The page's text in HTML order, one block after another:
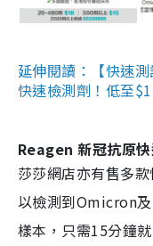
延伸閱讀：【快速
快速檢測劑！低至
Reagen 新冠抗原
莎莎網店亦有售多
以檢測到Omicron
樣本，只需15分鐘